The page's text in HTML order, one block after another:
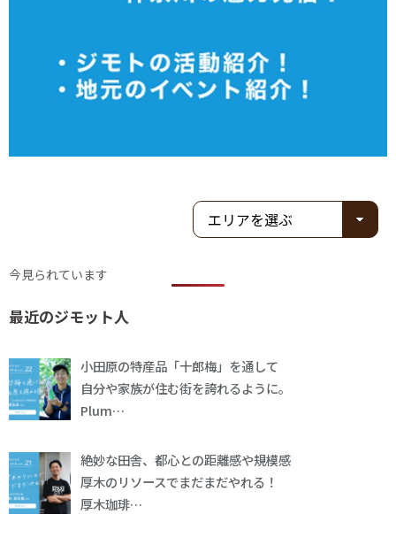
今見られています
最近のジモット人
小田原の特産品「十郎梅」を通して
自分や家族が住む街を誇れるように。
Plum…
絶妙な田舎、都心との距離感や規模感
厚木のリソースでまだまだやれる！
厚木珈琲…